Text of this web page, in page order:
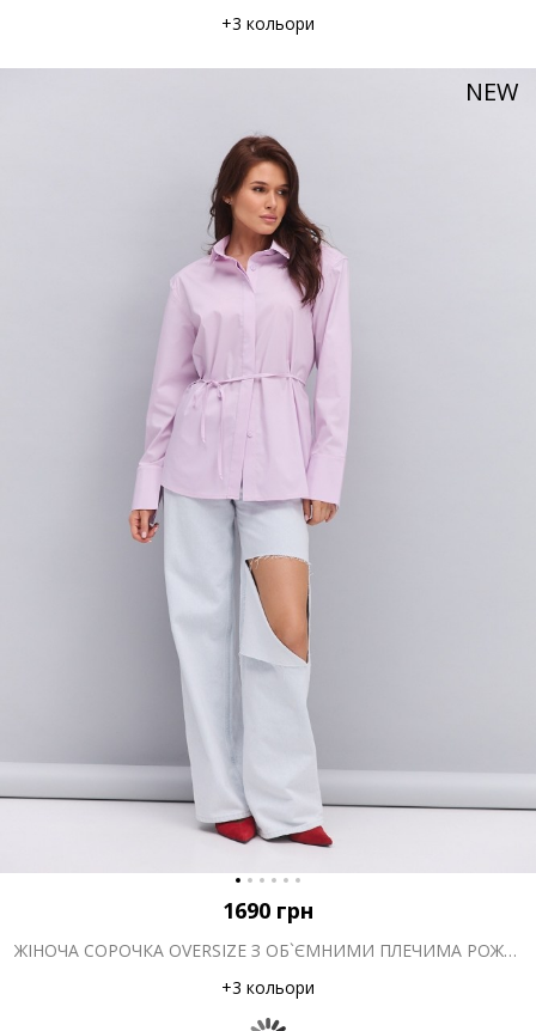
+3 кольори
NEW
1690 грн
ЖІНОЧА СОРОЧКА OVERSIZE З ОБ`ЄМНИМИ ПЛЕЧИМА РОЖЕВА
+3 кольори